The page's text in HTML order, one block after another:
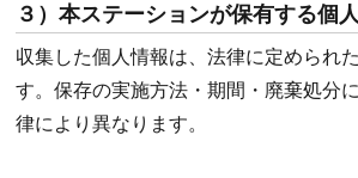
３）本ステーションが保有する個
収集した個人情報は、法律に定められ
す。保存の実施方法・期間・廃棄処分
律により異なります。